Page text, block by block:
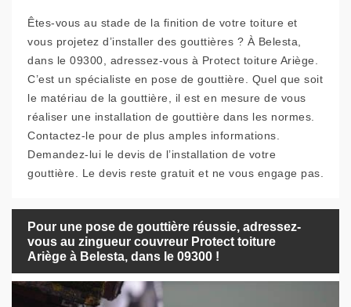
Êtes-vous au stade de la finition de votre toiture et
vous projetez d’installer des gouttières ? À Belesta,
dans le 09300, adressez-vous à Protect toiture Ariège.
C’est un spécialiste en pose de gouttière. Quel que soit
le matériau de la gouttière, il est en mesure de vous
réaliser une installation de gouttière dans les normes.
Contactez-le pour de plus amples informations.
Demandez-lui le devis de l’installation de votre
gouttière. Le devis reste gratuit et ne vous engage pas.
Pour une pose de gouttière réussie, adressez-
vous au zingueur couvreur Protect toiture
Ariège à Belesta, dans le 09300 !